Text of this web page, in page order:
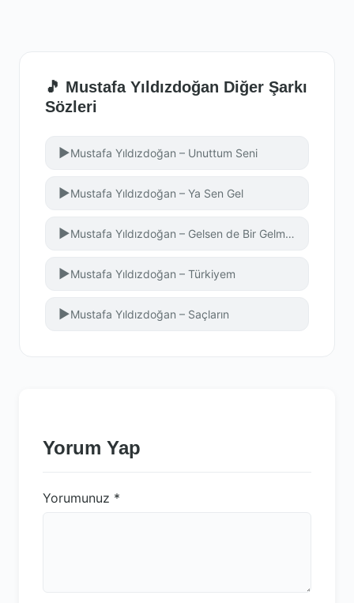
🎵 Mustafa Yıldızdoğan Diğer Şarkı
Sözleri
▶Mustafa Yıldızdoğan – Unuttum Seni
▶Mustafa Yıldızdoğan – Ya Sen Gel
▶ Mustafa Yıldızdoğan – Gelsen de Bir Gelmesen de
▶Mustafa Yıldızdoğan – Türkiyem
▶Mustafa Yıldızdoğan – Saçların
Yorum Yap
Yorumunuz *